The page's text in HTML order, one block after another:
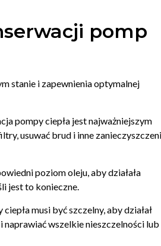
pomp
stanie i zapewnienia optymalnej
pompy ciepła jest najważniejszym
usuwać brud i inne
poziom oleju, aby działała
jest to konieczne.
musi być szczelny, aby działał
naprawiać wszelkie nieszczelności lub